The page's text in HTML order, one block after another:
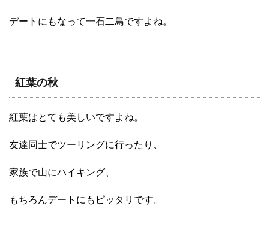
デートにもなって一石二鳥ですよね。
紅葉の秋
紅葉はとても美しいですよね。
友達同士でツーリングに行ったり、
家族で山にハイキング、
もちろんデートにもピッタリです。